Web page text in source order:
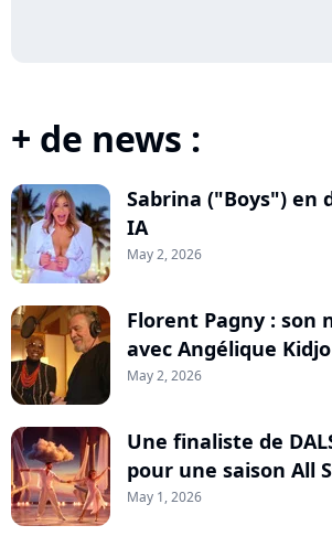
+ de news :
Sabrina ("Boys") en
IA
May 2, 2026
Florent Pagny : son
avec Angélique Kidjo
May 2, 2026
Une finaliste de
pour une saison All
May 1, 2026